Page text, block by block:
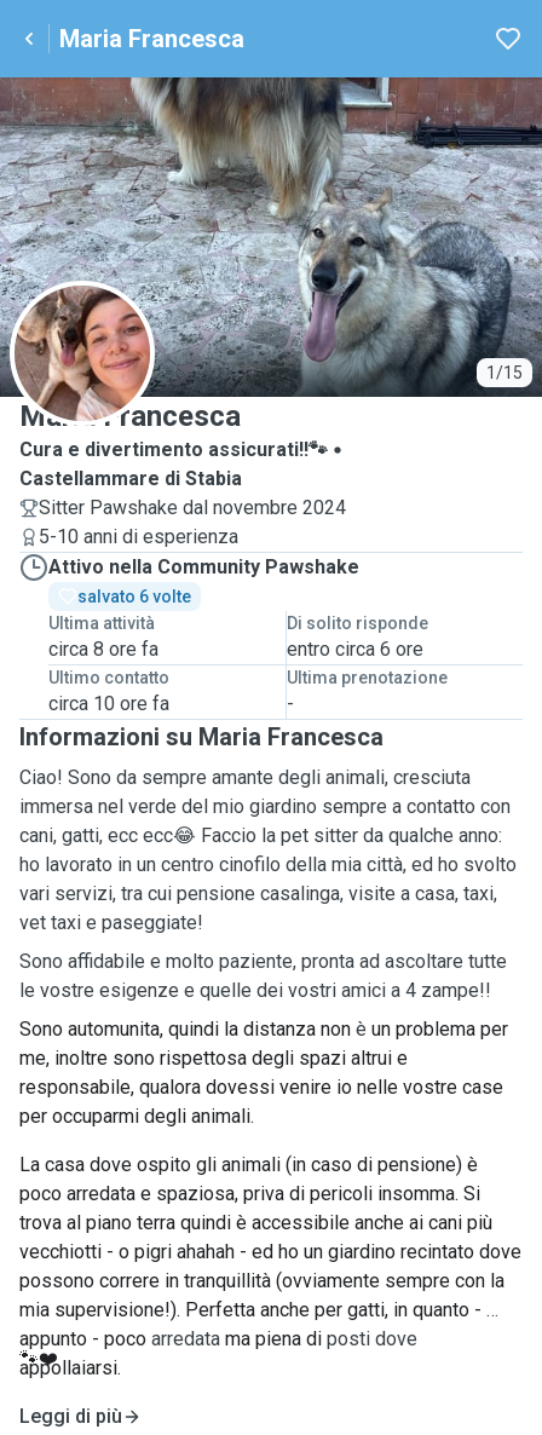
Maria Francesca
1/15
M
Maria Francesca
Cura e divertimento assicurati!!🐾
Castellammare di Stabia
Sitter Pawshake dal novembre 2024
5-10 anni di esperienza
Attivo nella Community Pawshake
salvato 6 volte
Ultima attività
circa 8 ore fa
Di solito risponde
entro circa 6 ore
Ultimo contatto
circa 10 ore fa
Ultima prenotazione
-
Informazioni su Maria Francesca
Ciao! Sono da sempre amante degli animali, cresciuta
immersa nel verde del mio giardino sempre a contatto con
cani, gatti, ecc ecc😂 Faccio la pet sitter da qualche anno:
ho lavorato in un centro cinofilo della mia città, ed ho svolto
vari servizi, tra cui pensione casalinga, visite a casa, taxi,
vet taxi e paseggiate!
Sono affidabile e molto paziente, pronta ad ascoltare tutte
le vostre esigenze e quelle dei vostri amici a 4 zampe!!
Sono automunita, quindi la distanza non è un problema per
me, inoltre sono rispettosa degli spazi altrui e
responsabile, qualora dovessi venire io nelle vostre case
per occuparmi degli animali.
La casa dove ospito gli animali (in caso di pensione) è
poco arredata e spaziosa, priva di pericoli insomma. Si
trova al piano terra quindi è accessibile anche ai cani più
vecchiotti - o pigri ahahah - ed ho un giardino recintato dove
possono correre in tranquillità (ovviamente sempre con la
mia supervisione!). Perfetta anche per gatti, in quanto -
appunto - poco arredata ma piena di posti dove
appollaiarsi.
🐾❤️
Leggi di più